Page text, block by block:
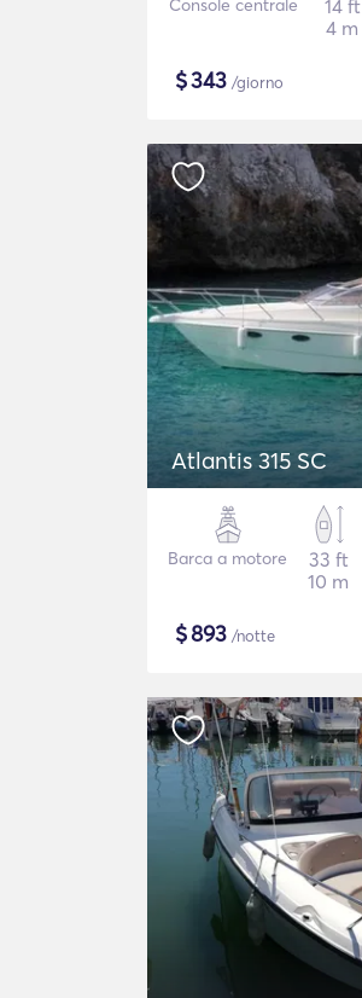
Console centrale
14 ft
4 m
$343 /giorno
Atlantis 315 SC
Barca a motore
33 ft
10 m
$893 /notte